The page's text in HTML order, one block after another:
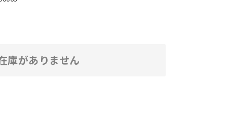
庫がありません